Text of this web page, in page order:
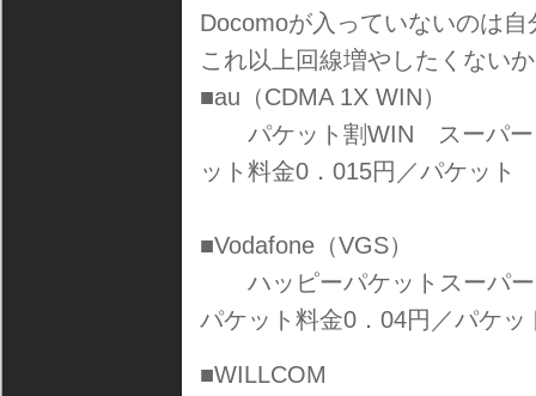
Docomoが入っていないのは
これ以上回線増やしたくない
■au（CDMA 1X WIN）
パケット割WIN スーパー
ット料金0．015円／パケット
■Vodafone（VGS）
ハッピーパケットスーパ
パケット料金0．04円／パケッ
■WILLCOM